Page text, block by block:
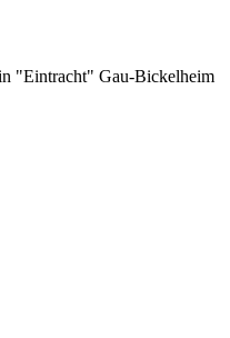
"Eintracht" Gau-Bickelheim